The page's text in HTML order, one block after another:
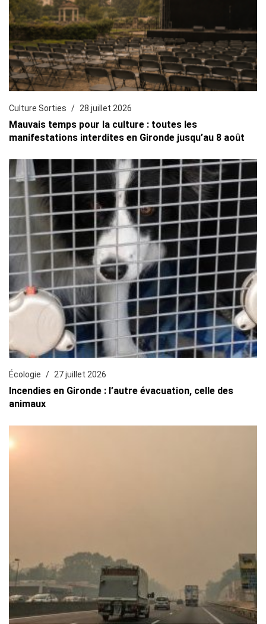
Culture Sorties 28 juillet 2026
Mauvais temps pour la culture : toutes les
manifestations interdites en Gironde jusqu’au 8 août
Écologie 27 juillet 2026
Incendies en Gironde : l’autre évacuation, celle des
animaux